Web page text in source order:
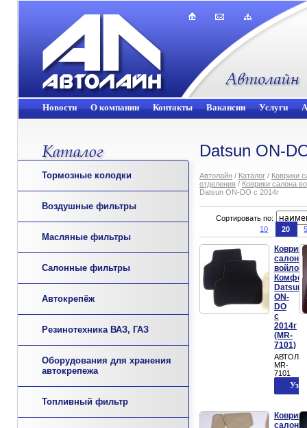
Новости О компании Контакты Вакансии Услуги
Тормозные колодки
Воздушные фильтры
Масляные фильтры
Салонные фильтры
Автокрепёж
Резинотехника ВАЗ, ГАЗ
Оборудования для хранения
автокрепежа
Топливный фильтр
Datsun ON-
Автолайн / Каталог / Коврики
отделения / Коврики салона
Datsun ON-DO с 2014г
Сортировать по:
10
20
Коврики
салона
Datsun
ON-
DO
с
2014г
(MR-
7101)
MR-
7101
Коврики
салона